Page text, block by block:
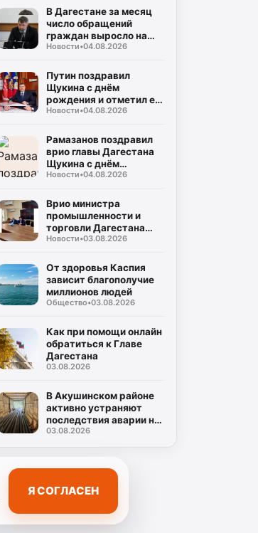
В Дагестане за месяц
число обращений
граждан выросло на
17%
Новости•04.08.2026
Путин поздравил
Щукина с днём
рождения и отметил его
вклад в защиту прав
Новости•04.08.2026
Рамазанов поздравил
врио главы Дагестана
Щукина с днём
рождения
Новости•04.08.2026
Врио министра
промышленности и
торговли Дагестана
назначен Абдула
Новости•03.08.2026
От здоровья Каспия
зависит благополучие
миллионов людей
Общество•03.08.2026
Как при помощи онлайн
обратиться к Главе
Дагестана
03.08.2026
В Акушинском районе
активно устраняют
последствия аварии на
водопроводной сети
03.08.2026
Я СОГЛАСЕН